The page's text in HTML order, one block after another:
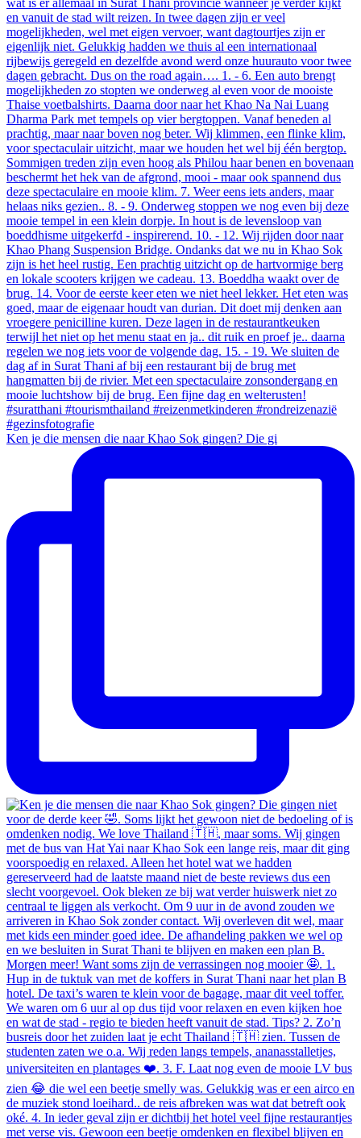
Ken je die mensen die naar Khao Sok gingen? Die gi